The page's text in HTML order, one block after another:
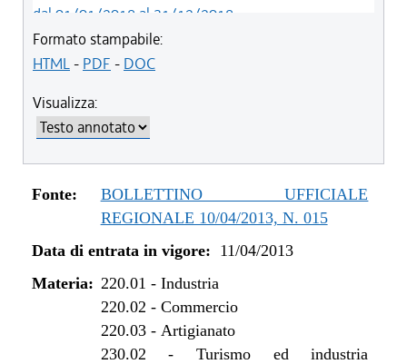
dal 01/01/2018 al 31/12/2018
dal 18/05/2017 al 31/12/2017
dal 15/04/2017 al 17/05/2017
dal 01/01/2017 al 08/01/2017
dal 15/12/2016 al 31/12/2016
dal 13/04/2016 al 14/12/2016
dal 23/07/2015 al 12/04/2016
dal 28/03/2014 al 22/07/2015
dal 11/04/2013 al 11/12/2013
Formato stampabile:
HTML- PDF - DOC
Visualizza:
Fonte:
BOLLETTINO UFFICIALE
REGIONALE 10/04/2013, N. 015
Data di entrata in vigore: 11/04/2013
Materia: 220.01 - Industria
220.02 - Commercio
220.03- Artigianato
230.02 -Turismo ed industria